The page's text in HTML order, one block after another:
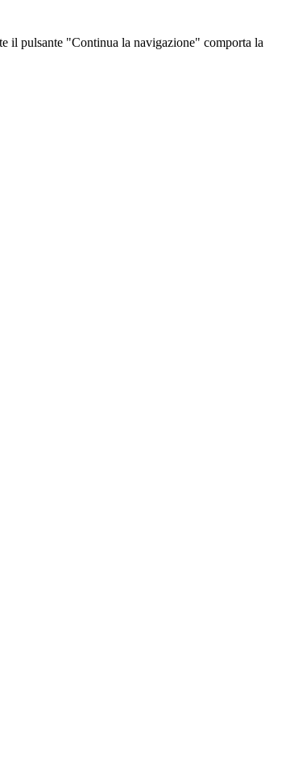
il pulsante "Continua la navigazione" comporta la